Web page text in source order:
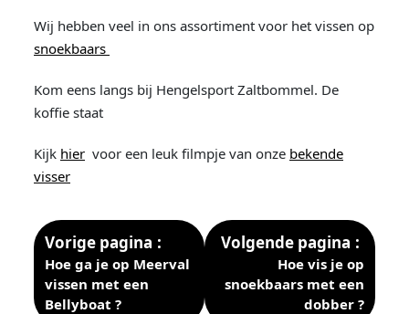
Wij hebben veel in ons assortiment voor het vissen op
snoekbaars
Kom eens langs bij Hengelsport Zaltbommel. De
koffie staat
Kijk hier voor een leuk filmpje van onze bekende
visser
Vorige pagina
Hoe ga je op Meerval
vissen met een
Bellyboat ?
Volgende pagina
Hoe vis je op
snoekbaars met een
dobber ?